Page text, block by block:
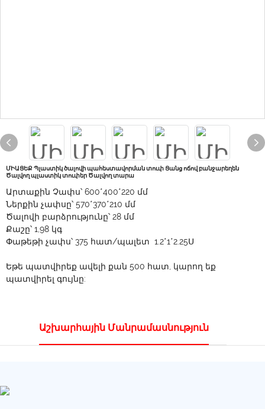
ՄԻԱՑԵՔ Պլաստիկ ծալովի պահեստավորման տուփ Ցանց ոճով բանջարեղեն
Ծալվող պլաստիկ տուփեր Ծալվող տարա
Արտաքին Չափս՝ 600*400*220 մմ
Ներքին չափսը՝ 570*370*210 մմ
Ծալովի բարձրությունը՝ 28 մմ
Քաշը՝ 1,98 կգ
Փաթեթի չափս՝ 375 հատ/պալետ 1.2*1*2.25Ս
Եթե ​​պատվիրեք ավելի քան 500 հատ, կարող եք
պատվիրել գույնը:
Աշխարհային Մանրամասնություն